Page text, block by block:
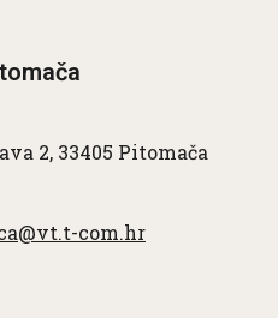
2, 33405 Pitomača
com.hr